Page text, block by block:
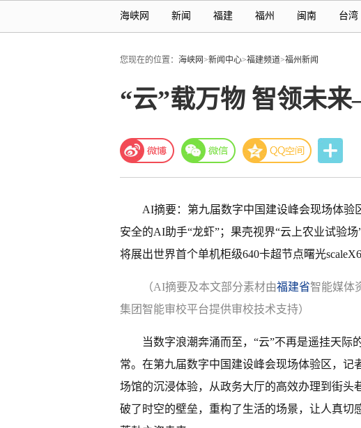
海峡网 新闻 福建 福州 闽南 台湾
您现在的位置： 海峡网>新闻中心>福建频道>福州新闻
“云”载万物 智领未
AI摘要：第九届数字中国建设峰会现场体验
安全的AI助手“龙虾”；果壳视界“云上农业试验
将展出世界首个单机柜级640卡超节点曙光
（AI摘要及本文部分素材由福建省智能媒体
集团智能审校平台提供审校技术支持）
当数字浪潮奔涌而至，“云”不再是遥挂天际
常。在第九届数字中国建设峰会现场体验区，
场馆的沉浸体验，从政务大厅的高效办理到街头
破了时空的壁垒，重构了生活的场景，让人真